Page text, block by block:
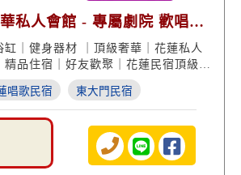
華私人會館 - 專屬劇院 歡唱麻
缸｜健身器材 ｜頂級奢華｜花蓮私人
品住宿｜好友歡聚｜花蓮民宿頂級推
唱歌民宿 東大門民宿